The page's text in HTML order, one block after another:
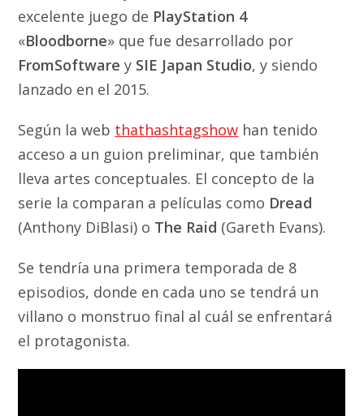
excelente juego de PlayStation 4
«Bloodborne» que fue desarrollado por
FromSoftware y SIE Japan Studio, y siendo
lanzado en el 2015.
Según la web thathashtagshow han tenido
acceso a un guion preliminar, que también
lleva artes conceptuales. El concepto de la
serie la comparan a películas como Dread
(Anthony DiBlasi) o The Raid (Gareth Evans).
Se tendría una primera temporada de 8
episodios, donde en cada uno se tendrá un
villano o monstruo final al cuál se enfrentará
el protagonista.